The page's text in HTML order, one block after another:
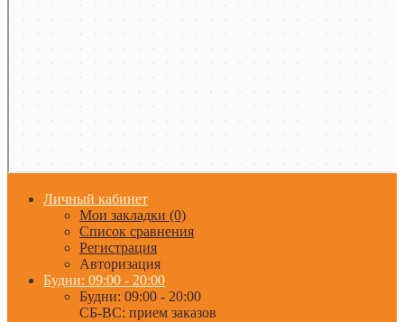
Личный кабинет
Мои закладки (0)
Список сравнения
Регистрация
Авторизация
Будни: 09:00 - 20:00
Будни: 09:00 - 20:00
СБ-ВС: прием заказов